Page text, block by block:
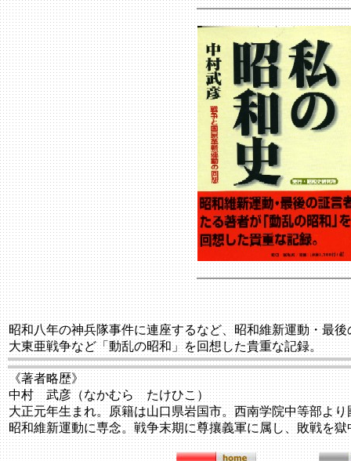
昭和八年の神兵隊事件に連座するなど、昭和維新運動・最
大東亜戦争など「動乱の昭和」を回想した貴重な記録。
《著者略歴》
中村 武彦（なかむら たけひこ）
大正元年生まれ。原籍は山口県岩国市。西南学院中等部よ
昭和維新運動に専念。戦争末期に尊攘義軍に属し、敗戦を